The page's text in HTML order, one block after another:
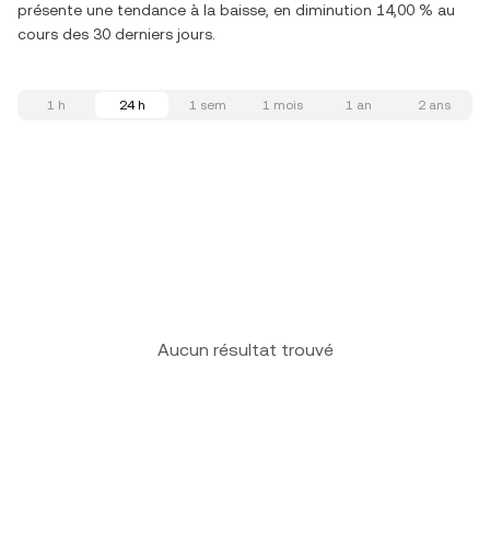
présente une tendance à la baisse, en diminution 14,00 % au
cours des 30 derniers jours.
1 h 24 h 1 sem 1 mois 1 an 2 ans
Aucun résultat trouvé